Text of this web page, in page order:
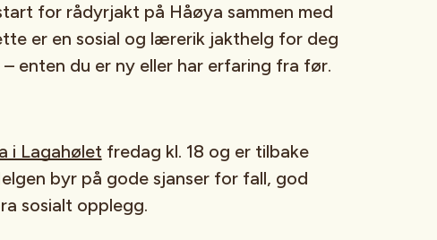
for rådyrjakt på Håøya sammen med
er en sosial og lærerik jakthelg for deg
– enten du er ny eller har erfaring fra før.
i Lagahøletfredag kl. 18 og er tilbake
byr på gode sjanser for fall, god
sosialt opplegg.